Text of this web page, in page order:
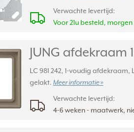
Verwachte levertijd:
Voor 21u besteld, morgen
JUNG afdekraam
LC 981 242, 1-voudig
gelakt. Meer informatie »
Verwachte levertijd:
4-6 weken - maatwerk,